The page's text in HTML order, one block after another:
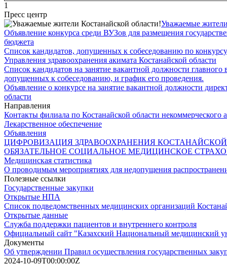
1
Пресс центр
Уважаемые
Объявление конкурса среди ВУЗов для размещения
бюджета
Список кандидатов, допущенных к собеседованию по
Управления здравоохранения акимата Костанайской области
Список кандидатов на занятие вакантной должности
допущенных к собеседованию, и график его проведения.
Объявление о конкурсе на занятие вакантной должности
области
Направления
Контакты филиала по Костанайской области
Лекарственное обеспечение
Объявления
ЦИФРОВИЗАЦИЯ ЗДРАВООХРАНЕНИЯ
ОБЯЗАТЕЛЬНОЕ СОЦИАЛЬНОЕ МЕДИЦИНСКОЕ
Медицинская статистика
О проводимым мероприятиях для недопущения
Полезные ссылки
Государственные закупки
Открытые НПА
Список подведомственных медицинских организаций
Открытые данные
Служба поддержки пациентов и внутреннего контроля
Официальный сайт "Казахский Национальный медицинский
Документы
Об утверждении Правил осуществления государственных
2024-10-09T00:00:00Z